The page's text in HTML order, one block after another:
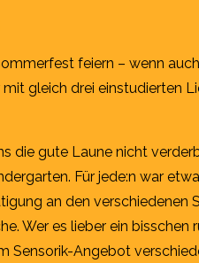
feiern – wenn
gleich drei einstudierten
die gute Laune nicht
Für jede:n war
an den verschiedenen
Wer es lieber ein bisschen
Sensorik-Angebot